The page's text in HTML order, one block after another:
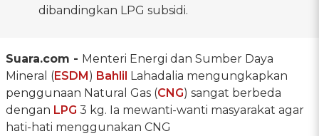
dibandingkan LPG subsidi.
Suara.com - Menteri Energi dan Sumber Daya
Mineral (ESDM) Bahlil Lahadalia mengungkapkan
penggunaan Natural Gas (CNG) sangat berbeda
dengan LPG 3 kg. Ia mewanti-wanti masyarakat agar
hati-hati menggunakan CNG